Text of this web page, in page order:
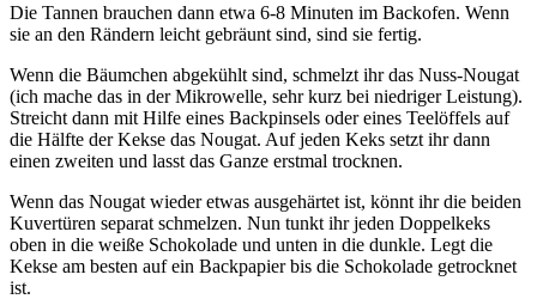
Die Tannen brauchen dann etwa 6-8 Minuten im Backofen. Wenn
sie an den Rändern leicht gebräunt sind, sind sie fertig.
Wenn die Bäumchen abgekühlt sind, schmelzt ihr das Nuss-Nougat
(ich mache das in der Mikrowelle, sehr kurz bei niedriger Leistung).
Streicht dann mit Hilfe eines Backpinsels oder eines Teelöffels auf
die Hälfte der Kekse das Nougat. Auf jeden Keks setzt ihr dann
einen zweiten und lasst das Ganze erstmal trocknen.
Wenn das Nougat wieder etwas ausgehärtet ist, könnt ihr die beiden
Kuvertüren separat schmelzen. Nun tunkt ihr jeden Doppelkeks
oben in die weiße Schokolade und unten in die dunkle. Legt die
Kekse am besten auf ein Backpapier bis die Schokolade getrocknet
ist.